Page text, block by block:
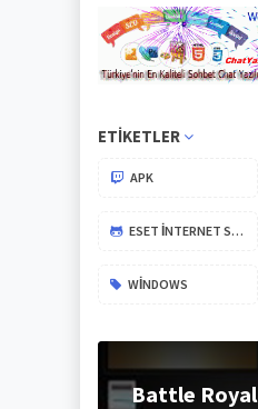
ETIKETLER
APK
ESET İNTERNET SECURITY
WINDOWS
Battle Royal